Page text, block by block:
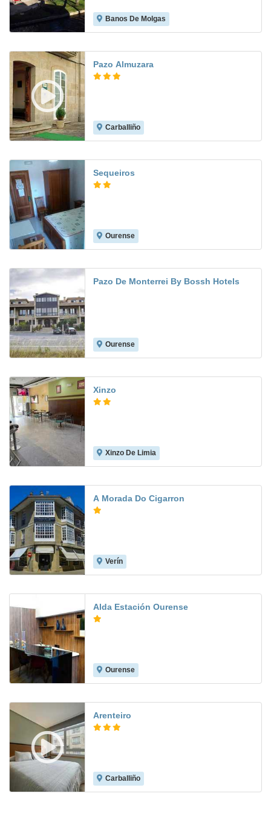
Banos De Molgas
Pazo Almuzara
Carballiño
Sequeiros
Ourense
Pazo De Monterrei By Bossh Hotels
Ourense
Xinzo
Xinzo De Limia
A Morada Do Cigarron
Verín
Alda Estación Ourense
Ourense
Arenteiro
Carballiño